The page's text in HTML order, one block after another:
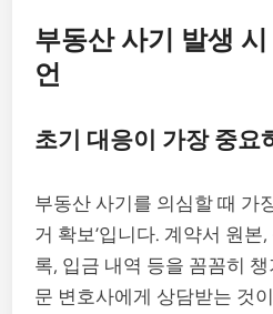
부동산 사기 발생
언
초기 대응이 가장 중요
부동산 사기를 의심할 때 가
거 확보’입니다. 계약서 원본
록, 입금 내역 등을 꼼꼼히
문 변호사에게 상담받는 것